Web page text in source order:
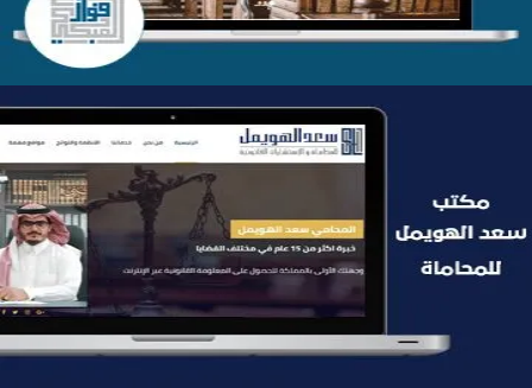
موقع سعد الهويمل للمحاماة
التفاصيل